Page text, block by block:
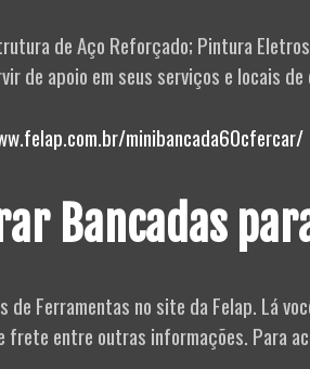
de Aço Reforçado; Pintura
de apoio em seus serviços e locais
minibancada60cfercar/
Bancadas
de Ferramentas no site da Felap. Lá
frete entre outras informações. Para